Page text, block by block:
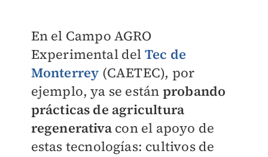
En el Campo AGRO
Experimental del Tec de
Monterrey (CAETEC), por
ejemplo, ya se están probando
prácticas de agricultura
regenerativa con el apoyo de
estas tecnologías: cultivos de